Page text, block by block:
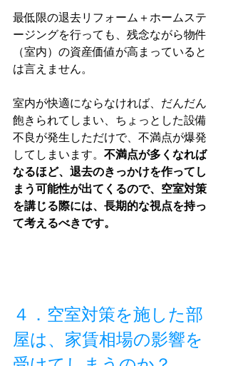
最低限の退去リフォーム＋ホームステ
ージングを行っても、残念ながら物件
（室内）の資産価値が高まっていると
は言えません。
室内が快適にならなければ、だんだん
飽きられてしまい、ちょっとした設備
不良が発生しただけで、不満点が爆発
してしまいます。 不満点が多くなれば
なるほど、退去のきっかけを作ってし
まう可能性が出てくるので、空室対策
を講じる際には、長期的な視点を持っ
て考えるべきです。
４．空室対策を施した部
屋は、家賃相場の影響を